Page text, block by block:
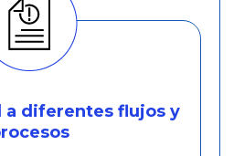
diferentes flujos y